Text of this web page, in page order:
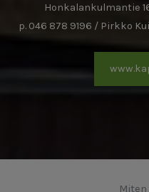
Honkalankulmantie
p. 046 878 9196 / Pirkko